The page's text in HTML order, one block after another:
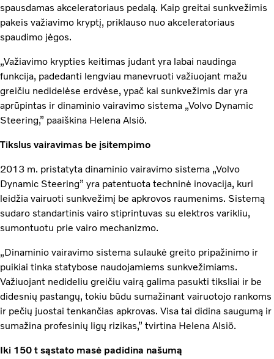
spausdamas akceleratoriaus pedalą. Kaip greitai sunkvežimis
pakeis važiavimo kryptį, priklauso nuo akceleratoriaus
spaudimo jėgos.
„Važiavimo krypties keitimas judant yra labai naudinga
funkcija, padedanti lengviau manevruoti važiuojant mažu
greičiu nedidelėse erdvėse, ypač kai sunkvežimis dar yra
aprūpintas ir dinaminio vairavimo sistema „Volvo Dynamic
Steering,” paaiškina Helena Alsiö.
Tikslus vairavimas be įsitempimo
2013 m. pristatyta dinaminio vairavimo sistema „Volvo
Dynamic Steering” yra patentuota techninė inovacija, kuri
leidžia vairuoti sunkvežimį be apkrovos raumenims. Sistemą
sudaro standartinis vairo stiprintuvas su elektros varikliu,
sumontuotu prie vairo mechanizmo.
„Dinaminio vairavimo sistema sulaukė greito pripažinimo ir
puikiai tinka statybose naudojamiems sunkvežimiams.
Važiuojant nedideliu greičiu vairą galima pasukti tiksliai ir be
didesnių pastangų, tokiu būdu sumažinant vairuotojo rankoms
ir pečių juostai tenkančias apkrovas. Visa tai didina saugumą ir
sumažina profesinių ligų rizikas,” tvirtina Helena Alsiö.
Iki 150 t sąstato masė padidina našumą